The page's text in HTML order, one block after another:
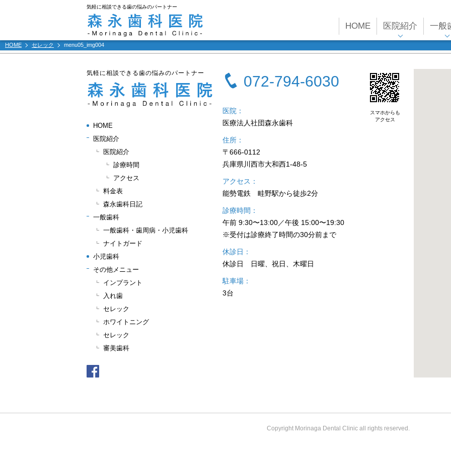
気軽に相談できる歯の悩みのパートナー
HOME 医院紹介 一般
HOME セレック menu05_img004
気軽に相談できる歯の悩みのパートナー
HOME
医院紹介
医院紹介
診療時間
アクセス
料金表
森永歯科日記
一般歯科
一般歯科・歯周病・小児歯科
ナイトガード
小児歯科
その他メニュー
インプラント
入れ歯
セレック
ホワイトニング
セレック
審美歯科
072-794-6030
スマホからも
アクセス
医院
医療法人社団森永歯科
住所
〒666-0112
兵庫県川西市大和西1-48-5
アクセス
能勢電鉄 畦野駅から徒歩2分
診療時間
午前 9:30〜13:00／午後 15:00〜19:30
※受付は診療終了時間の30分前まで
休診日
休診日 日曜、祝日、木曜日
駐車場
3台
Copyright Morinaga Dental Clinic all rights reserved.